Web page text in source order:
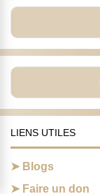
LIENS UTILES
Blogs
Faire un don